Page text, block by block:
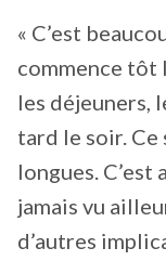
« C’est
commence tôt
les déjeuners,
tard le soir.
longues. C’est
jamais vu
d’autres